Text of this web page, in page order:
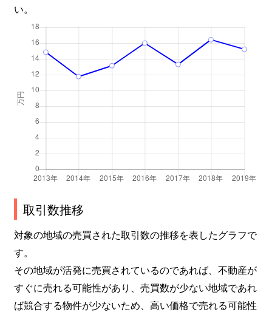
い。
取引数推移
対象の地域の売買された取引数の推移を表したグラフで
す。
その地域が活発に売買されているのであれば、不動産が
すぐに売れる可能性があり、売買数が少ない地域であれ
ば競合する物件が少ないため、高い価格で売れる可能性